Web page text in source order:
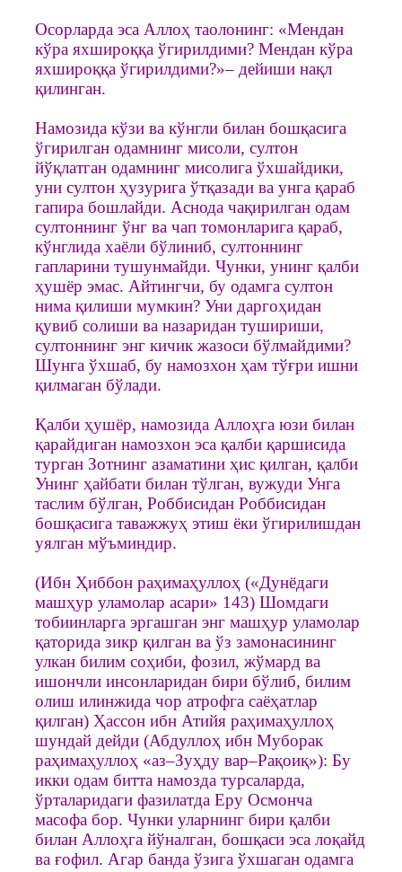
Осорларда эса Аллоҳ таолонинг: «Мендан
кўра яхшироққа ўгирилдими? Мендан кўра
яхшироққа ўгирилдими?»– дейиши нақл
қилинган.
Намозида кўзи ва кўнгли билан бошқасига
ўгирилган одамнинг мисоли, султон
йўқлатган одамнинг мисолига ўхшайдики,
уни султон ҳузурига ўтқазади ва унга қараб
гапира бошлайди. Аснода чақирилган одам
султоннинг ўнг ва чап томонларига қараб,
кўнглида хаёли бўлиниб, султоннинг
гапларини тушунмайди. Чунки, унинг қалби
ҳушёр эмас. Айтингчи, бу одамга султон
нима қилиши мумкин? Уни даргоҳидан
қувиб солиши ва назаридан тушириши,
султоннинг энг кичик жазоси бўлмайдими?
Шунга ўхшаб, бу намозхон ҳам тўғри ишни
қилмаган бўлади.
Қалби ҳушёр, намозида Аллоҳга юзи билан
қарайдиган намозхон эса қалби қаршисида
турган Зотнинг азаматини ҳис қилган, қалби
Унинг ҳайбати билан тўлган, вужуди Унга
таслим бўлган, Роббисидан Роббисидан
бошқасига таважжуҳ этиш ёки ўгирилишдан
уялган мўъминдир.
(Ибн Ҳиббон раҳимаҳуллоҳ («Дунёдаги
машҳур уламолар асари» 143) Шомдаги
тобиинларга эргашган энг машҳур уламолар
қаторида зикр қилган ва ўз замонасининг
улкан билим соҳиби, фозил, жўмард ва
ишончли инсонларидан бири бўлиб, билим
олиш илинжида чор атрофга саёҳатлар
қилган) Ҳассон ибн Атийя раҳимаҳуллоҳ
шундай дейди (Абдуллоҳ ибн Муборак
раҳимаҳуллоҳ «аз–Зуҳду вар–Рақоиқ»): Бу
икки одам битта намозда турсаларда,
ўрталаридаги фазилатда Еру Осмонча
масофа бор. Чунки уларнинг бири қалби
билан Аллоҳга йўналган, бошқаси эса лоқайд
ва ғофил. Агар банда ўзига ўхшаган одамга